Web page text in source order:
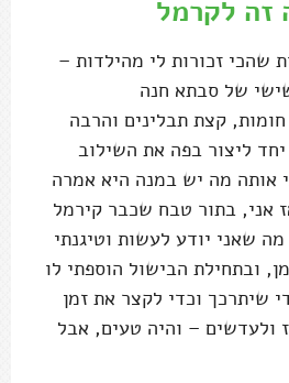
זה לקרמל
שהכי זכורות לי מהילדות –
של סבתא חנה
קצת תבלינים והרבה
ליצור בפה את השילוב
אותה מה יש במנה היא אמרה
אני, בתור טבח שכבר קירמל
שאני יודע לעשות וטיגנתי
ובתחילת הבישול הוספתי לו
שיתרכך וכדי לקצר את זמן
ולעדשים – והיה טעים, אבל